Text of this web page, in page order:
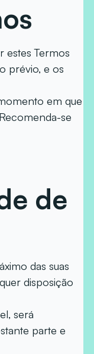
estes Termos
prévio, e os
em que
se
de
das suas
disposição
será
parte e